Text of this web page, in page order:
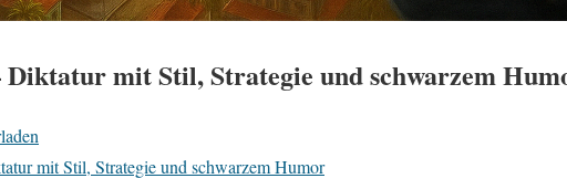
Diktatur mit Stil, Strategie und schwarzem
mit Stil, Strategie und schwarzem Humor